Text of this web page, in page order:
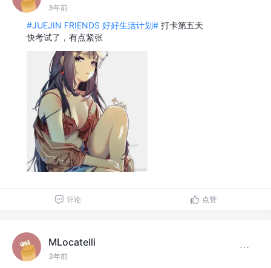
3年前
#JUEJIN FRIENDS 好好生活计划# 打卡第五天
快考试了，有点紧张
评论 点赞
MLocatelli
3年前